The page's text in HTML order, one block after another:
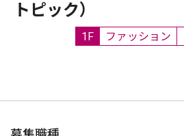
トピック）
1F ファッション